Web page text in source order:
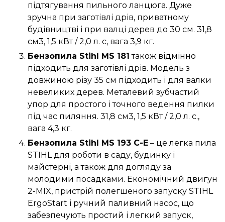
підтягування пильного ланцюга. Дуже
зручна при заготівлі дрів, приватному
будівництві і при валці дерев до 30 см. 31,8
см3, 1,5 кВт / 2,0 л. с, вага 3,9 кг.
Бензопила Stihl MS 181 також відмінно
підходить для заготівлі дрів. Модель з
довжиною різу 35 см підходить і для валки
невеликих дерев. Металевий зубчастий
упор для простого і точного ведення пилки
під час пиляння. 31,8 см3, 1,5 кВт / 2,0 л. с.,
вага 4,3 кг.
Бензопила Stihl MS 193 C-E – це легка пила
STIHL для роботи в саду, будинку і
майстерні, а також для догляду за
молодими посадками. Економічний двигун
2-MIX, пристрій полегшеного запуску STIHL
ErgoStart і ручний паливний насос, що
забезпечують простий і легкий запуск,